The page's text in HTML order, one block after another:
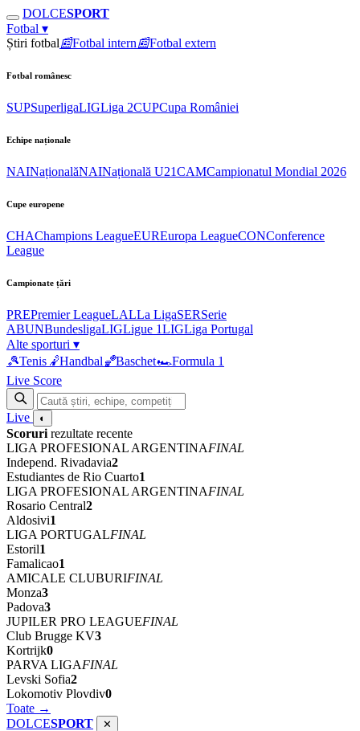
DOLCESPORT
Fotbal ▾
Știri fotbal📰Fotbal intern📰Fotbal extern
Fotbal românesc
SUPSuperligaLIGLiga 2CUPCupa României
Echipe naționale
NAINaționalăNAINațională U21CAMCampionatul Mondial 2026
Cupe europene
CHAChampions LeagueEUREuropa LeagueCONConference
League
Campionate țări
PREPremier LeagueLALLa LigaSERSerie
ABUNBundesligaLIGLigue 1LIGLiga Portugal
Alte sporturi ▾
🎾Tenis 🤾Handbal🏀Baschet🏎Formula 1
Live Score
Live ◐
Scoruri rezultate recente
LIGA PROFESIONAL ARGENTINAFINAL
Independ. Rivadavia2
Estudiantes de Rio Cuarto1
LIGA PROFESIONAL ARGENTINAFINAL
Rosario Central2
Aldosivi1
LIGA PORTUGALFINAL
Estoril1
Famalicao1
AMICALE CLUBURIFINAL
Monza3
Padova3
JUPILER PRO LEAGUEFINAL
Club Brugge KV3
Kortrijk0
PARVA LIGAFINAL
Levski Sofia2
Lokomotiv Plovdiv0
Toate →
DOLCESPORT ✕